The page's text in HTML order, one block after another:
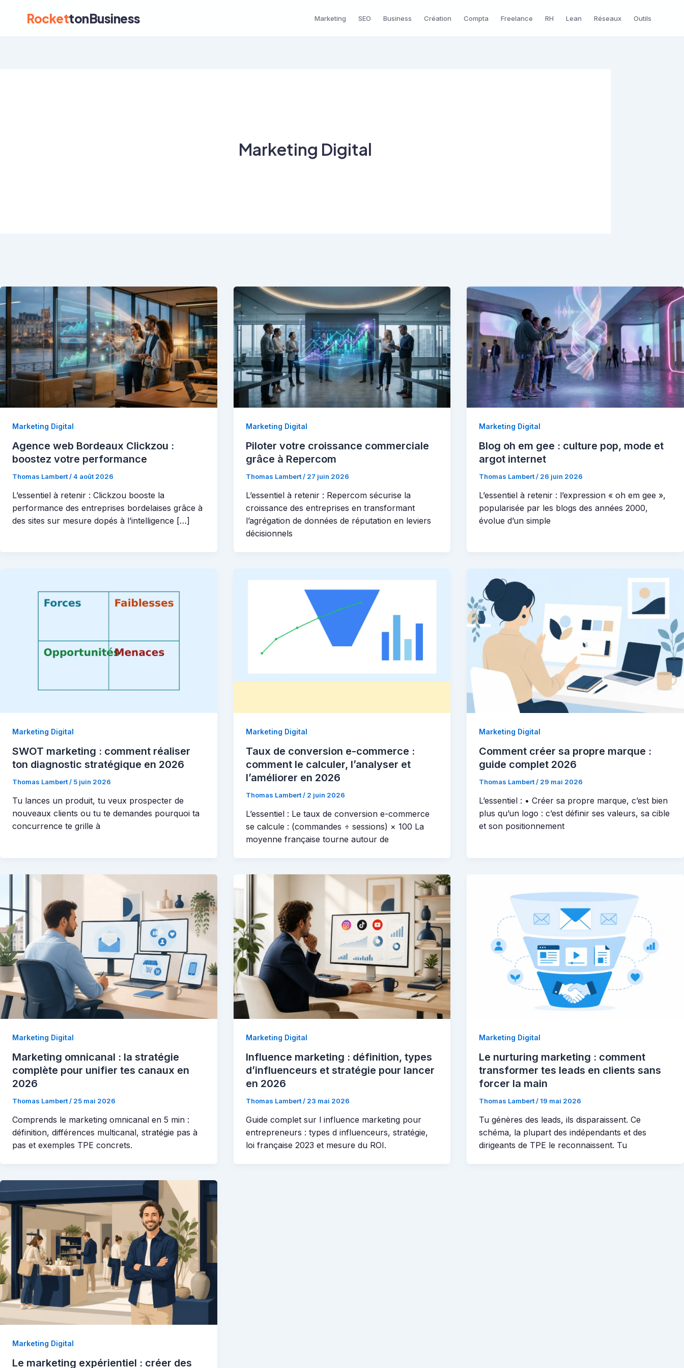
RockettonBusiness Marketing SEO Business Création Compta Freelance RH Lean Réseaux Outils
Marketing Digital
Marketing Digital
Agence web Bordeaux Clickzou :
boostez votre performance
Thomas Lambert/4 août 2026
L’essentiel à retenir : Clickzou booste la
performance des entreprises bordelaises grâce à
des sites sur mesure dopés à l’intelligence […]
Marketing Digital
Piloter votre croissance commerciale
grâce à Repercom
Thomas Lambert/ 27 juin 2026
L’essentiel à retenir : Repercom sécurise la
croissance des entreprises en transformant
l’agrégation de données de réputation en leviers
décisionnels
Marketing Digital
Blog oh em gee : culture pop, mode et
argot internet
Thomas Lambert/ 26 juin 2026
L’essentiel à retenir : l’expression « oh em gee »,
popularisée par les blogs des années 2000,
évolue d’un simple
Marketing Digital
SWOT marketing : comment réaliser
ton diagnostic stratégique en 2026
Thomas Lambert/ 5 juin 2026
Tu lances un produit, tu veux prospecter de
nouveaux clients ou tu te demandes pourquoi ta
concurrence te grille à
Marketing Digital
Taux de conversion e-commerce :
comment le calculer, l’analyser et
l’améliorer en 2026
Thomas Lambert/ 2 juin 2026
L’essentiel : Le taux de conversion e-commerce
se calcule : (commandes ÷ sessions) × 100 La
moyenne française tourne autour de
Marketing Digital
Comment créer sa propre marque :
guide complet 2026
Thomas Lambert/ 29 mai 2026
L’essentiel : • Créer sa propre marque, c’est bien
plus qu’un logo : c’est définir ses valeurs, sa cible
et son positionnement
Marketing Digital
Marketing omnicanal : la stratégie
complète pour unifier tes canaux en
2026
Thomas Lambert/ 25 mai 2026
Comprends le marketing omnicanal en 5 min :
définition, différences multicanal, stratégie pas à
pas et exemples TPE concrets.
Marketing Digital
Influence marketing : définition, types
d’influenceurs et stratégie pour lancer
en 2026
Thomas Lambert/ 23 mai 2026
Guide complet sur l influence marketing pour
entrepreneurs : types d influenceurs, stratégie,
loi française 2023 et mesure du ROI.
Marketing Digital
Le nurturing marketing : comment
transformer tes leads en clients sans
forcer la main
Thomas Lambert/19 mai 2026
Tu génères des leads, ils disparaissent. Ce
schéma, la plupart des indépendants et des
dirigeants de TPE le reconnaissent. Tu
Marketing Digital
Le marketing expérientiel : créer des